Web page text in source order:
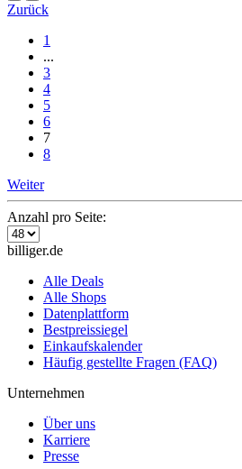
Zurück
1
...
3
4
5
6
7
8
Weiter
Anzahl pro Seite:
billiger.de
Alle Deals
Alle Shops
Datenplattform
Bestpreissiegel
Einkaufskalender
Häufig gestellte Fragen (FAQ)
Unternehmen
Über uns
Karriere
Presse